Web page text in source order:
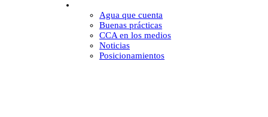
Agua que cuenta
Buenas prácticas
CCA en los medios
Noticias
Posicionamientos